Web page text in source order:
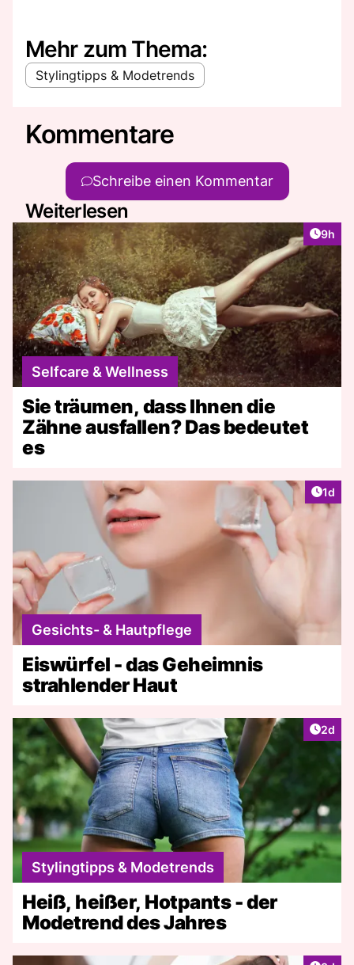
Mehr zum Thema:
Stylingtipps & Modetrends
Kommentare
Schreibe einen Kommentar
Weiterlesen
9h
Selfcare & Wellness
Sie träumen, dass Ihnen die
Zähne ausfallen? Das bedeutet
es
1d
Gesichts- & Hautpflege
Eiswürfel - das Geheimnis
strahlender Haut
2d
Stylingtipps & Modetrends
Heiß, heißer, Hotpants - der
Modetrend des Jahres